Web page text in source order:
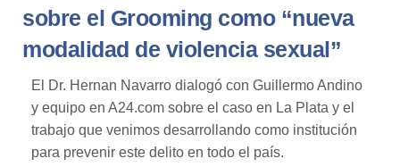
sobre el Grooming como “nueva
modalidad de violencia sexual”
El Dr. Hernan Navarro dialogó con Guillermo Andino
y equipo en A24.com sobre el caso en La Plata y el
trabajo que venimos desarrollando como institución
para prevenir este delito en todo el país.